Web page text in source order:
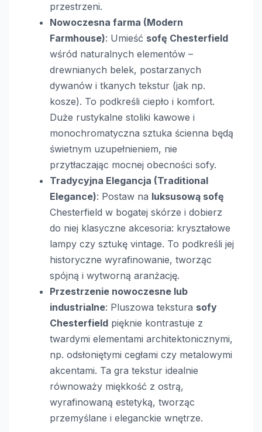
przestrzeni.
Nowoczesna farma (Modern
Farmhouse): Umieść sofę Chesterfield
wśród naturalnych elementów –
drewnianych belek, postarzanych
dywanów i tkanych tekstur (jak np.
kosze). To podkreśli ciepło i komfort.
Duże rustykalne stoliki kawowe i
monochromatyczna sztuka ścienna będą
świetnym uzupełnieniem, nie
przytłaczając mocnej obecności sofy.
Tradycyjna Elegancja (Traditional
Elegance): Postaw na luksusową sofę
Chesterfield w bogatej skórze i dobierz
do niej klasyczne akcesoria: kryształowe
lampy czy sztukę vintage. To podkreśli jej
historyczne wyrafinowanie, tworząc
spójną i wytworną aranżację.
Przestrzenie nowoczesne lub
industrialne: Pluszowa tekstura sofy
Chesterfield pięknie kontrastuje z
twardymi elementami architektonicznymi,
np. odsłoniętymi cegłami czy metalowymi
akcentami. Ta gra tekstur idealnie
równoważy miękkość z ostrą,
wyrafinowaną estetyką, tworząc
przemyślane i eleganckie wnętrze.